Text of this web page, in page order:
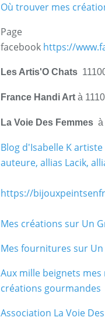
Où trouver mes
Page
facebook https://
Les Artis'O Chats
France Handi Art à
La Voie Des Femmes à
Blog d'Isabelle K
auteure, allias Lacik,
https://
Mes créations sur Un
Mes fournitures sur
Aux mille beignets
créations gourmandes
Association La Voie